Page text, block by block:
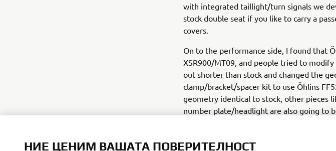
with integrated taillight/turn signals we
stock double seat if you like to carry a
covers.
On to the performance side, I found that
XSR900/MT09, and people tried to
out shorter than stock and changed the
clamp/bracket/spacer kit to use Öhlins
geometry identical to stock, other pieces
number plate/headlight are also going to
different mix and matching parts with our
НИЕ ЦЕНИМ ВАШАТА ПОВЕРИТЕЛНОСТ